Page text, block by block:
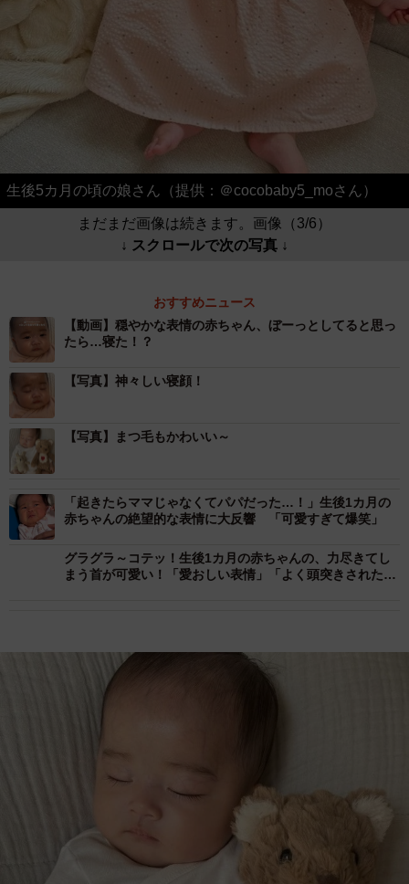
生後5カ月の頃の娘さん（提供：＠cocobaby5_moさん）
まだまだ画像は続きます。画像（3/6）
↓ スクロールで次の写真 ↓
おすすめニュース
【動画】穏やかな表情の赤ちゃん、ぼーっとしてると思っ
たら…寝た！？
【写真】神々しい寝顔！
【写真】まつ毛もかわいい～
「起きたらママじゃなくてパパだった…！」生後1カ月の
赤ちゃんの絶望的な表情に大反響 「可愛すぎて爆笑」
グラグラ～コテッ！生後1カ月の赤ちゃんの、力尽きてし
まう首が可愛い！「愛おしい表情」「よく頭突きされたな